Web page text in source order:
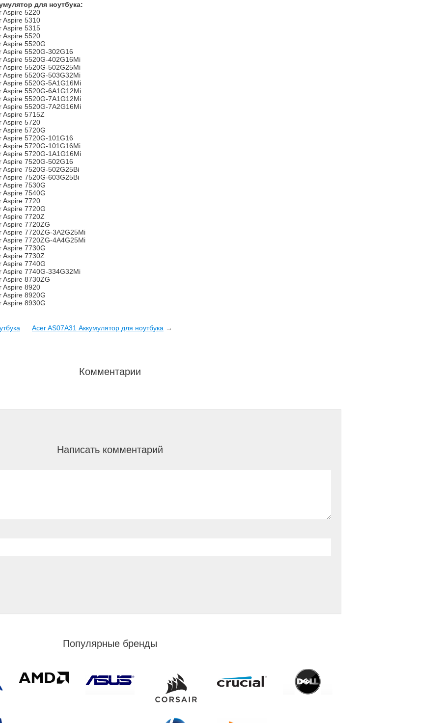
для ноутбука:
Aspire 5220
Aspire 5310
Aspire 5315
Aspire 5520
Aspire 5520G
Aspire 5520G-302G16
Aspire 5520G-402G16Mi
Aspire 5520G-502G25Mi
Aspire 5520G-503G32Mi
Aspire 5520G-5A1G16Mi
Aspire 5520G-6A1G12Mi
Aspire 5520G-7A1G12Mi
Aspire 5520G-7A2G16Mi
Aspire 5715Z
Aspire 5720
Aspire 5720G
Aspire 5720G-101G16
Aspire 5720G-101G16Mi
Aspire 5720G-1A1G16Mi
Aspire 7520G-502G16
Aspire 7520G-502G25Bi
Aspire 7520G-603G25Bi
Aspire 7530G
Aspire 7540G
Aspire 7720
Aspire 7720G
Aspire 7720Z
Aspire 7720ZG
Aspire 7720ZG-3A2G25Mi
Aspire 7720ZG-4A4G25Mi
Aspire 7730G
Aspire 7730Z
Aspire 7740G
Aspire 7740G-334G32Mi
Aspire 8730ZG
Aspire 8920
Aspire 8920G
Aspire 8930G
Acer AS07A31 Аккумулятор для ноутбука →
Комментарии
Написать комментарий
Популярные бренды